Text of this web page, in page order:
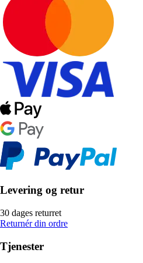
Levering og retur
30 dages returret
Returnér din ordre
Tjenester